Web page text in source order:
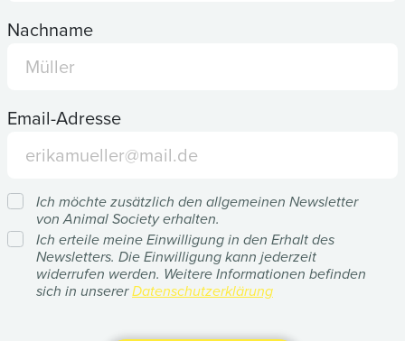
Nachname
Email-Adresse
Ich möchte zusätzlich den allgemeinen Newsletter
von Animal Society erhalten.
Ich erteile meine Einwilligung in den Erhalt des
Newsletters. Die Einwilligung kann jederzeit
widerrufen werden. Weitere Informationen befinden
sich in unsererDatenschutzerklärung